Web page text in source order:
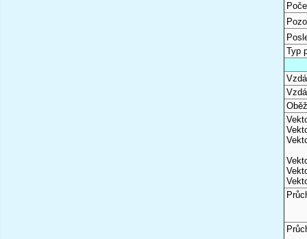
Typ